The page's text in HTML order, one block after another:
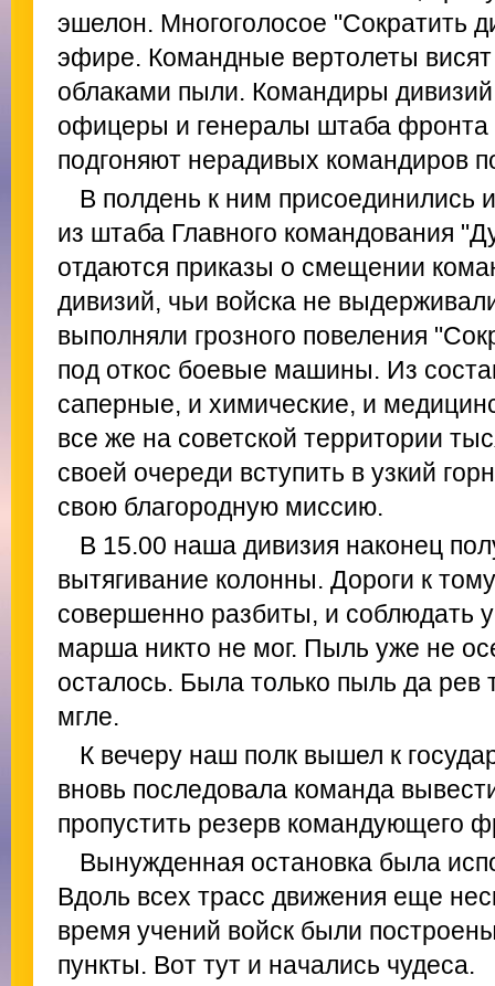
эшелон. Многоголосое "Сократить
эфире. Командные вертолеты
облаками пыли. Командиры
офицеры и генералы штаба фронта
подгоняют нерадивых командиров
В полдень к ним присоединились
из штаба Главного командования
отдаются приказы о смещении
дивизий, чьи войска не
выполняли грозного повеления
под откос боевые машины. Из
саперные, и химические, и
все же на советской территории
своей очереди вступить в узкий
свою благородную миссию.
В 15.00 наша дивизия наконец
вытягивание колонны. Дороги к
совершенно разбиты, и соблюдать
марша никто не мог. Пыль уже не
осталось. Была только пыль да рев
мгле.
К вечеру наш полк вышел к
вновь последовала команда
пропустить резерв командующего
Вынужденная остановка была
Вдоль всех трасс движения еще
время учений войск были
пункты. Вот тут и начались чудеса.